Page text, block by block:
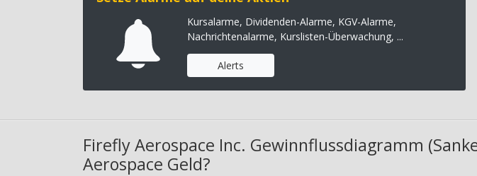
Kursalarme, Dividenden-Alarme, KGV-Alarme,
Nachrichtenalarme, Kurslisten-Überwachung, ...
Alerts
Firefly Aerospace Inc. Gewinnflussdiagramm
Aerospace Geld?